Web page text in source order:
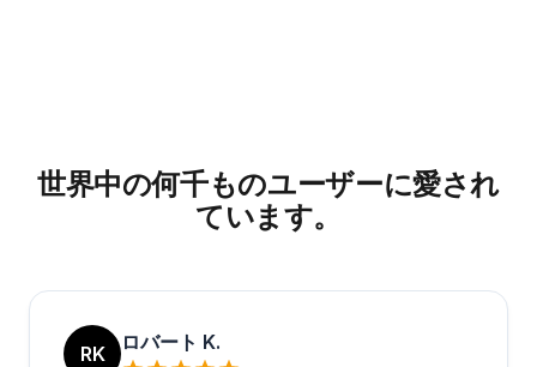
世界中の何千ものユーザーに愛され
ています。
RK
ロバート K.